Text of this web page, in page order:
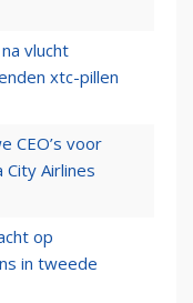
vlucht
xtc-pillen
CEO’s voor
City Airlines
op
in tweede